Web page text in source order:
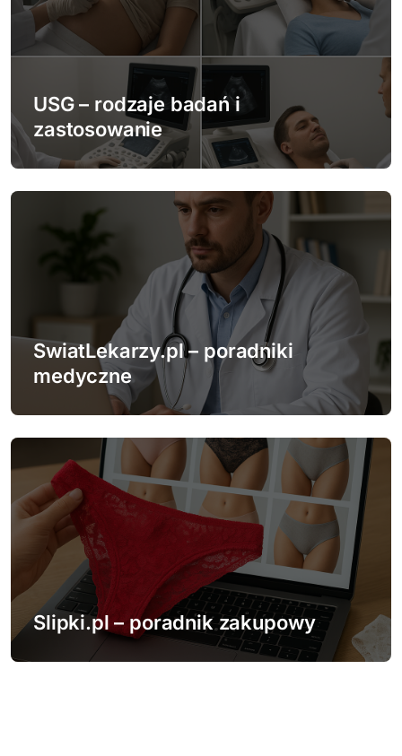
w
i
s
u
USG – rodzaje badań i
zastosowanie
SwiatLekarzy.pl – poradniki
medyczne
Slipki.pl – poradnik zakupowy